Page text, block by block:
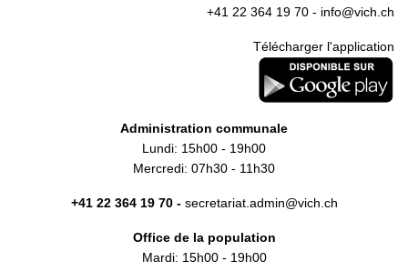
+41 22 364 19 70 - info@vich.ch
Télécharger l'application
Administration communale
Lundi: 15h00 - 19h00
Mercredi: 07h30 - 11h30
+41 22 364 19 70 - secretariat.admin@vich.ch
Office de la population
Mardi: 15h00 - 19h00